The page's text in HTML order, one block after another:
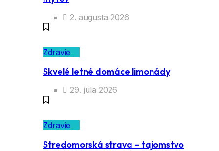
2. augusta 2026
Zdravie
Skvelé letné domáce limonády
29. júla 2026
Zdravie
Stredomorská strava – tajomstvo